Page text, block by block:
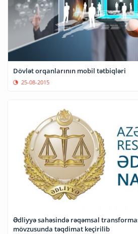
Dövlət orqanlarının mobil tətbiqləri
25-08-2015
Ədliyyə sahəsində rəqəmsal
mövzusunda təqdimat keçirilib